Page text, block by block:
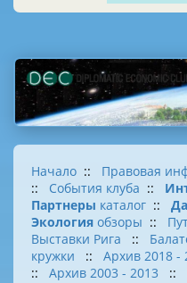
Начало :: Правовая
:: События клуба ::
Партнеры каталог ::
Экология обзоры ::
Выставки Рига
::
кружки
:: Архив 2018 -
:: Архив 2003 - 2013 ::